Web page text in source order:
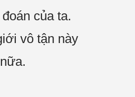
của ta.
vô tận này